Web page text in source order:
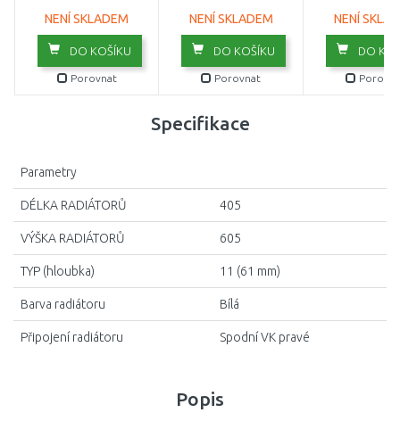
NENÍ SKLADEM
DO KOŠÍKU
Porovnat
NENÍ SKLADEM
DO KOŠÍKU
Porovnat
NENÍ
DO
Popis
Specifikace
Parametry
DÉLKA RADIÁTORŮ 405
VÝŠKA RADIÁTORŮ 605
TYP (hloubka) 11 (61 mm)
Barva radiátoru Bílá
Připojení radiátoru Spodní VK pravé